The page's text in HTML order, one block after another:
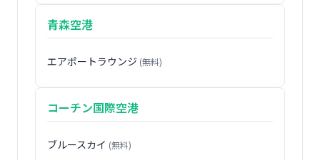
青森空港
エアポートラウンジ (無料)
コーチン国際空港
ブルースカイ (無料)